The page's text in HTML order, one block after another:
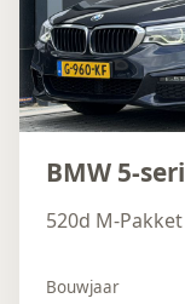
BMW 5-
520d M-
Bouwjaar